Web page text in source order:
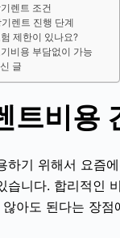
렌트 조건
기렌트 진행 단계
제한이 있나요?
비용 부담없이 가능
글
트비용
하기 위해서 요즘
습니다. 합리적인
아도 된다는 장